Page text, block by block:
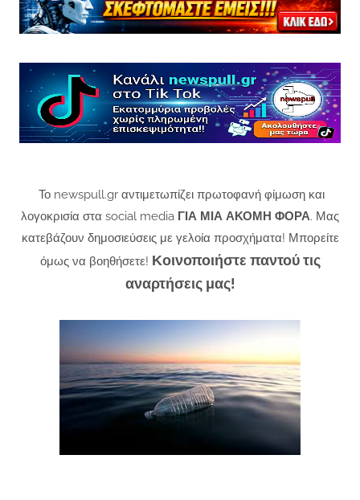
Το newspull.gr αντιμετωπίζει πρωτοφανή φίμωση και
λογοκρισία στα social media ΓΙΑ ΜΙΑ ΑΚΟΜΗ ΦΟΡΑ. Μας
κατεβάζουν δημοσιεύσεις με γελοία προσχήματα! Μπορείτε
όμως να βοηθήσετε! Κοινοποιήστε παντού τις
αναρτήσεις μας!